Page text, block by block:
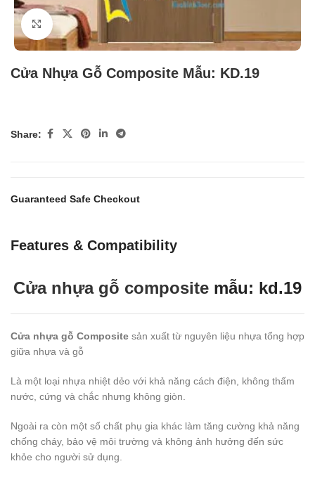
Click to enlarge
Cửa Nhựa Gỗ Composite Mẫu: KD.19
Share:
Guaranteed Safe Checkout
Features & Compatibility
Cửa nhựa gỗ composite mẫu: kd.19
Cửa nhựa gỗ Composite sản xuất từ nguyên liệu nhựa tổng hợp
giữa nhựa và gỗ
Là một loại nhựa nhiệt dẻo với khả năng cách điện, không thấm
nước, cứng và chắc nhưng không giòn.
Ngoài ra còn một số chất phụ gia khác làm tăng cường khả năng
chống cháy, bảo vệ môi trường và không ảnh hưởng đến sức
khỏe cho người sử dụng.